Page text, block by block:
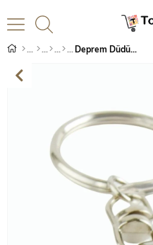
Deprem Düdüğü Anahtarlık